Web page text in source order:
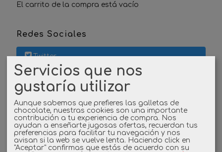
El carrito de la compra está vacío
Redes Sociales
Twitter
Linkedin
Instagram
Facebook
Servicios que nos
gustaría utilizar
Aunque sabemos que prefieres las galletas de
chocolate, nuestras cookies son una importante
contribución a tu experiencia de compra. Nos
ayudan a enseñarte jugosas ofertas, recuerdan tus
preferencias para facilitar tu navegación y nos
avisan si la web se vuelve lenta. Haciendo click en
"Aceptar" confirmas que estás de acuerdo con su